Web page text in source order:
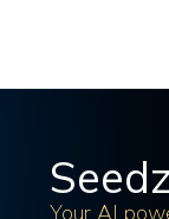
Your AI